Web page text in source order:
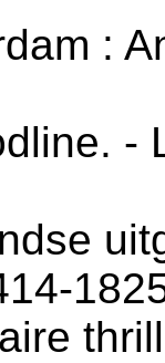
:
-